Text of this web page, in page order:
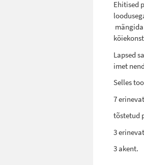
Ehitised
Lapsed
imet
Selles
7
tõstetud
3
3 akent.